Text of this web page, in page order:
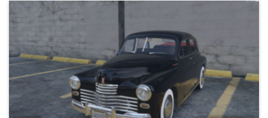
Opel 23
Pagani Zonda
Peugeot57
Pontiac1